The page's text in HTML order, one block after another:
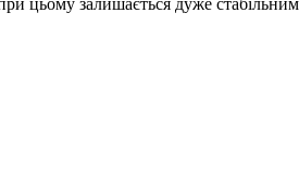
цьому залишається дуже